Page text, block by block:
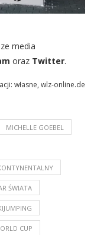
media
oraz Twitter.
własne, wlz-online.de
MICHELLE GOEBEL
ŚWIATA
CUP